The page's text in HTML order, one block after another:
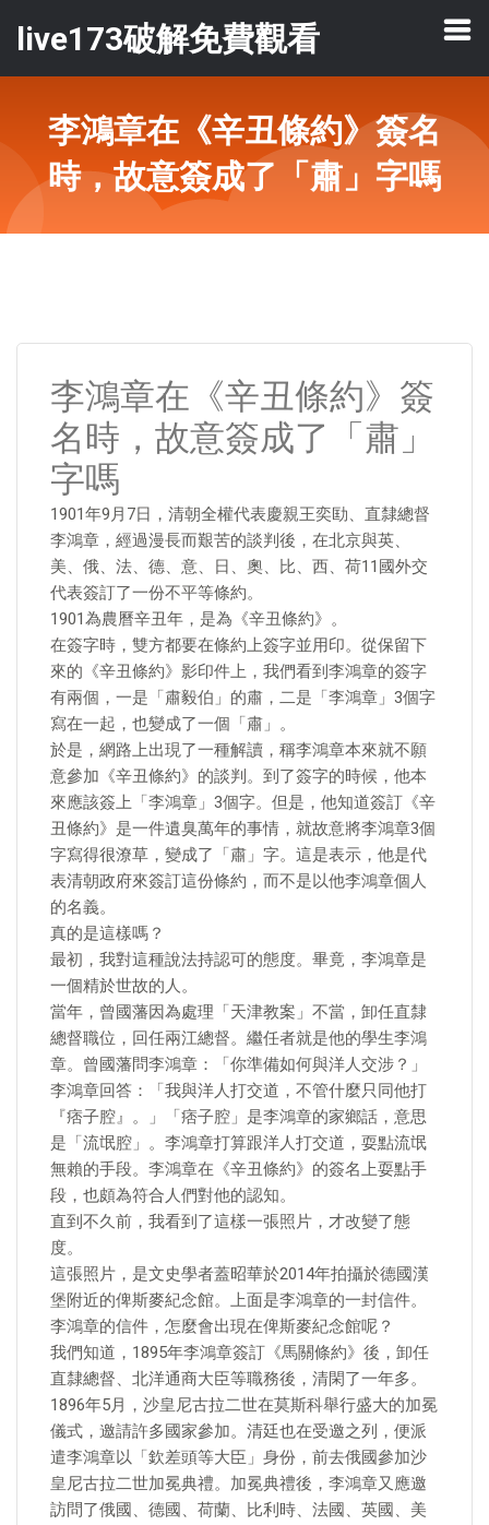
live173破解免費觀看
李鴻章在《辛丑條約》簽名
時，故意簽成了「肅」字嗎
李鴻章在《辛丑條約》簽
名時，故意簽成了「肅」
字嗎
1901年9月7日，清朝全權代表慶親王奕劻、直隸總督
李鴻章，經過漫長而艱苦的談判後，在北京與英、
美、俄、法、德、意、日、奧、比、西、荷11國外交
代表簽訂了一份不平等條約。
1901為農曆辛丑年，是為《辛丑條約》。
在簽字時，雙方都要在條約上簽字並用印。從保留下
來的《辛丑條約》影印件上，我們看到李鴻章的簽字
有兩個，一是「肅毅伯」的肅，二是「李鴻章」3個字
寫在一起，也變成了一個「肅」。
於是，網路上出現了一種解讀，稱李鴻章本來就不願
意參加《辛丑條約》的談判。到了簽字的時候，他本
來應該簽上「李鴻章」3個字。但是，他知道簽訂《辛
丑條約》是一件遺臭萬年的事情，就故意將李鴻章3個
字寫得很潦草，變成了「肅」字。這是表示，他是代
表清朝政府來簽訂這份條約，而不是以他李鴻章個人
的名義。
真的是這樣嗎？
最初，我對這種說法持認可的態度。畢竟，李鴻章是
一個精於世故的人。
當年，曾國藩因為處理「天津教案」不當，卸任直隸
總督職位，回任兩江總督。繼任者就是他的學生李鴻
章。曾國藩問李鴻章：「你準備如何與洋人交涉？」
李鴻章回答：「我與洋人打交道，不管什麼只同他打
『痞子腔』。」「痞子腔」是李鴻章的家鄉話，意思
是「流氓腔」。李鴻章打算跟洋人打交道，耍點流氓
無賴的手段。李鴻章在《辛丑條約》的簽名上耍點手
段，也頗為符合人們對他的認知。
直到不久前，我看到了這樣一張照片，才改變了態
度。
這張照片，是文史學者蓋昭華於2014年拍攝於德國漢
堡附近的俾斯麥紀念館。上面是李鴻章的一封信件。
李鴻章的信件，怎麼會出現在俾斯麥紀念館呢？
我們知道，1895年李鴻章簽訂《馬關條約》後，卸任
直隸總督、北洋通商大臣等職務後，清閑了一年多。
1896年5月，沙皇尼古拉二世在莫斯科舉行盛大的加冕
儀式，邀請許多國家參加。清廷也在受邀之列，便派
遣李鴻章以「欽差頭等大臣」身份，前去俄國參加沙
皇尼古拉二世加冕典禮。加冕典禮後，李鴻章又應邀
訪問了俄國、德國、荷蘭、比利時、法國、英國、美